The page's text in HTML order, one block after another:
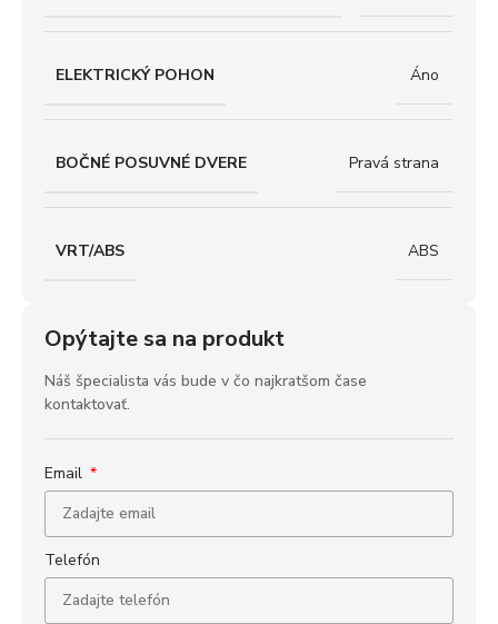
ELEKTRICKÝ POHON Áno
BOČNÉ POSUVNÉ DVERE Pravá strana
VRT/ABS ABS
Opýtajte sa na produkt
Náš špecialista vás bude v čo najkratšom čase
kontaktovať.
Email
Telefón